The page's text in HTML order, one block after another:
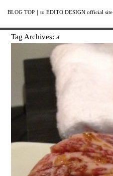
BLOG TOP ｜ to EDITO DESIGN official site
Tag Archives:a